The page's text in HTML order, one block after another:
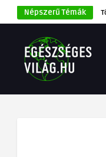
Népszerű Témák